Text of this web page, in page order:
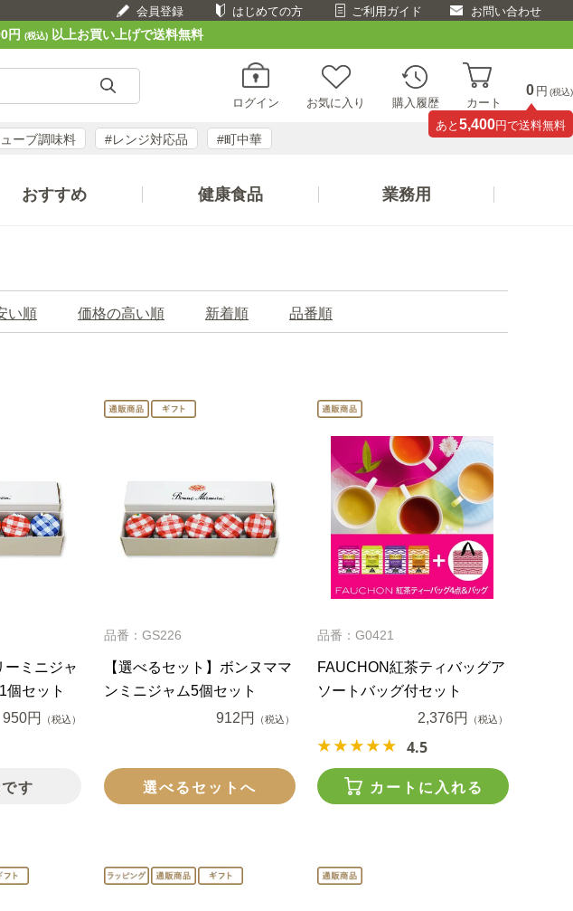
会員登録 はじめての方 ご利用ガイド お問い合わせ
円 (税込)以上お買い上げで送料無料
ログイン お気に入り 購入履歴 カート
0 円 (税込)
あと 5,400円で送料無料
ーブ調味料 #レンジ対応品 #町中華
おすすめ 健康食品 業務用
い順 価格の高い順 新着順 品番順
ーミニジャ
個セット
950円
（税込）
す
品番：GS226
【選べるセット】ボンヌママ
ンミニジャム5個セット
912円
（税込）
選べるセットへ
品番：G0421
FAUCHON紅茶ティバッグア
ソートバッグ付セット
2,376円
（税込）
4.5
カートに入れる